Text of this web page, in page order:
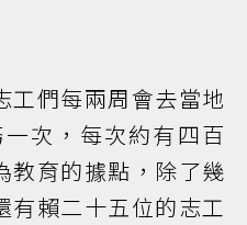
工們每兩周會去當地
次，每次約有四百
教育的據點，除了幾
有賴二十五位的志工